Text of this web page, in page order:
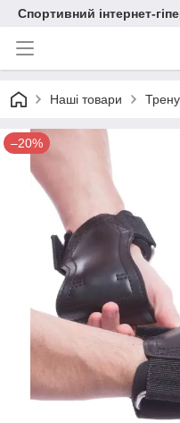
Спортивний інтернет-
Наші товари
–20%